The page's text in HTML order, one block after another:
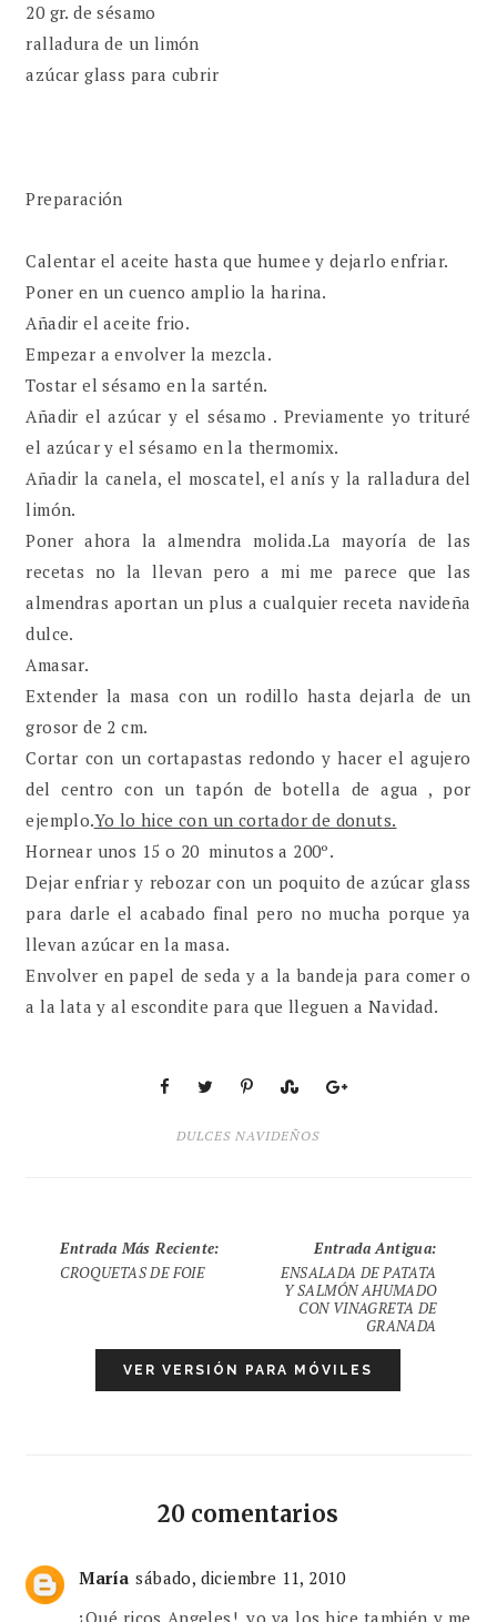
20 gr. de sésamo
ralladura de un limón
azúcar glass para cubrir
Preparación
Calentar el aceite hasta que humee y dejarlo enfriar.
Poner en un cuenco amplio la harina.
Añadir el aceite frio.
Empezar a envolver la mezcla.
Tostar el sésamo en la sartén.
Añadir el azúcar y el sésamo . Previamente yo trituré
el azúcar y el sésamo en la thermomix.
Añadir la canela, el moscatel, el anís y la ralladura del
limón.
Poner ahora la almendra molida.La mayoría de las
recetas no la llevan pero a mi me parece que las
almendras aportan un plus a cualquier receta navideña
dulce.
Amasar.
Extender la masa con un rodillo hasta dejarla de un
grosor de 2 cm.
Cortar con un cortapastas redondo y hacer el agujero
del centro con un tapón de botella de agua , por
ejemplo.Yo lo hice con un cortador de donuts.
Hornear unos 15 o 20 minutos a 200º.
Dejar enfriar y rebozar con un poquito de azúcar glass
para darle el acabado final pero no mucha porque ya
llevan azúcar en la masa.
Envolver en papel de seda y a la bandeja para comer o
a la lata y al escondite para que lleguen a Navidad.
DULCES NAVIDEÑOS
Entrada Más Reciente:
CROQUETAS DE FOIE
Entrada Antigua:
ENSALADA DE PATATA
Y SALMÓN AHUMADO
CON VINAGRETA DE
GRANADA
VER VERSIÓN PARA MÓVILES
20 comentarios
María sábado, diciembre 11, 2010